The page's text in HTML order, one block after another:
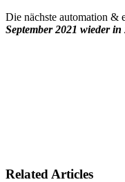
Die nächste automation &
September 2021 wieder
Related Articles